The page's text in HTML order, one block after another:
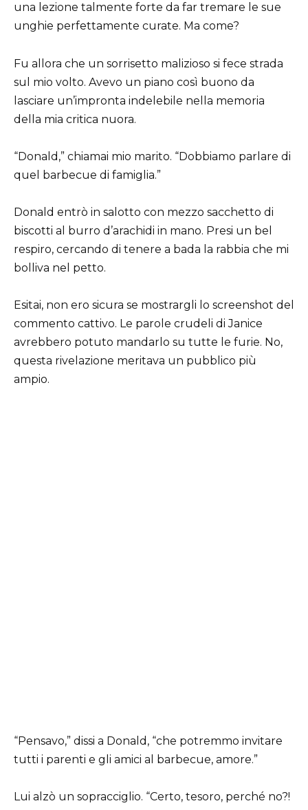
una lezione talmente forte da far tremare le sue
unghie perfettamente curate. Ma come?
Fu allora che un sorrisetto malizioso si fece strada
sul mio volto. Avevo un piano così buono da
lasciare un’impronta indelebile nella memoria
della mia critica nuora.
“Donald,” chiamai mio marito. “Dobbiamo parlare di
quel barbecue di famiglia.”
Donald entrò in salotto con mezzo sacchetto di
biscotti al burro d’arachidi in mano. Presi un bel
respiro, cercando di tenere a bada la rabbia che mi
bolliva nel petto.
Esitai, non ero sicura se mostrargli lo screenshot del
commento cattivo. Le parole crudeli di Janice
avrebbero potuto mandarlo su tutte le furie. No,
questa rivelazione meritava un pubblico più
ampio.
“Pensavo,” dissi a Donald, “che potremmo invitare
tutti i parenti e gli amici al barbecue, amore.”
Lui alzò un sopracciglio. “Certo, tesoro, perché no?!